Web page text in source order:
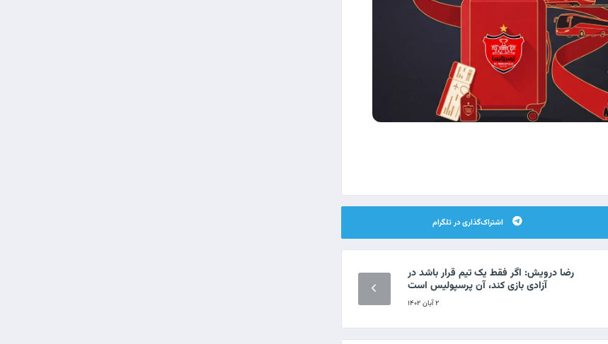
اشتراک‌گذاری در تلگرام
رضا درویش: اگر فقط یک تیم قرار باشد در
آزادی بازی کند، آن پرسپولیس است
۲ آبان ۱۴۰۲